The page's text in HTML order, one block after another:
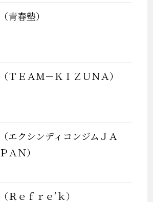
（青春塾）
（ＴＥＡＭ－ＫＩＺＵＮＡ）
（エクシンディコンジムＪＡ
ＰＡＮ）
（Ｒｅｆｒｅ’ｋ）